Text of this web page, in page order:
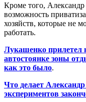
Кроме того,
возможность
хозяйств, которые не
работать.
Лукашенко прилетел
автостоянке зоны
как это было.
Что делает
экспериментов